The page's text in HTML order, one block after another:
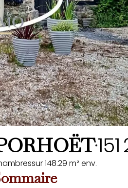
•
sur 148.29 m² env.